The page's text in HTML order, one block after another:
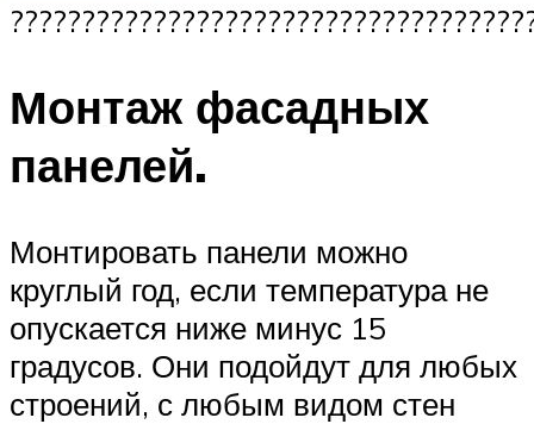
Монтаж фасадных
панелей.
Монтировать панели можно
круглый год, если температура не
опускается ниже минус 15
градусов. Они подойдут для любых
строений, с любым видом стен